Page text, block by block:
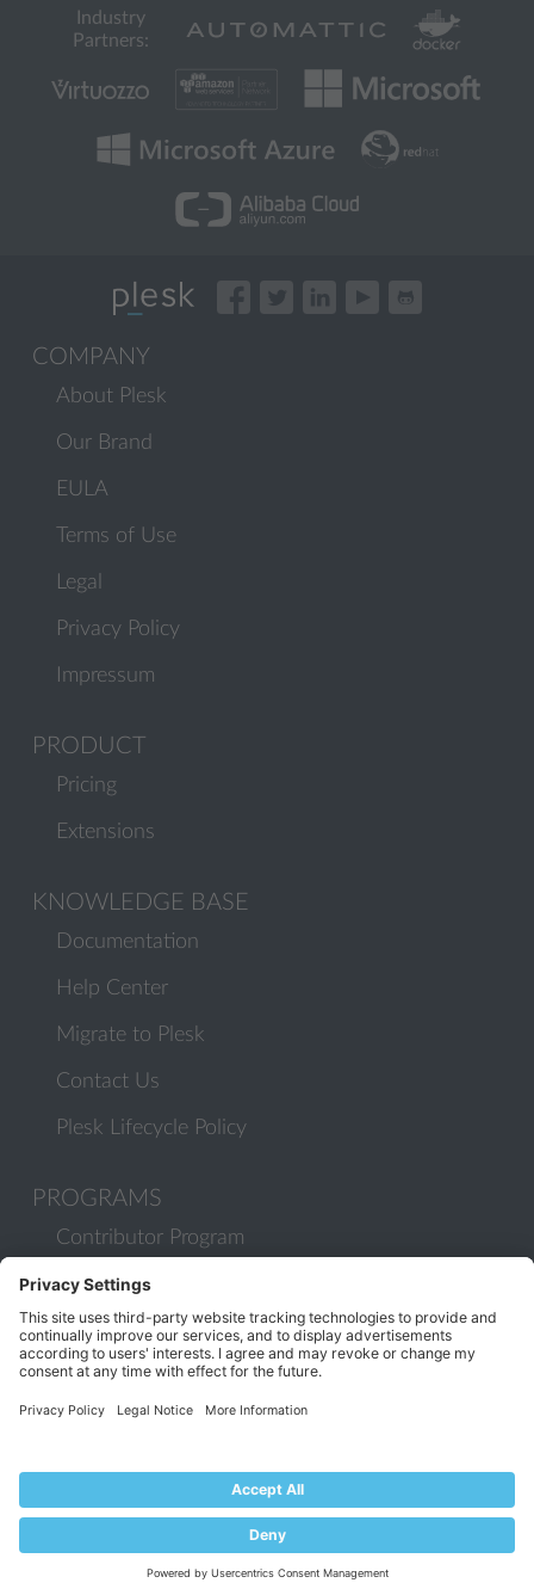
Industry
Partners:
COMPANY
About Plesk
Our Brand
EULA
Terms of Use
Legal
Privacy Policy
Impressum
PRODUCT
Pricing
Extensions
KNOWLEDGE BASE
Documentation
Help Center
Migrate to Plesk
Contact Us
Plesk Lifecycle Policy
PROGRAMS
Contributor Program
Partner Program
COMMUNITY
the Plesk logo are trademarks of WebPros International GmbH.